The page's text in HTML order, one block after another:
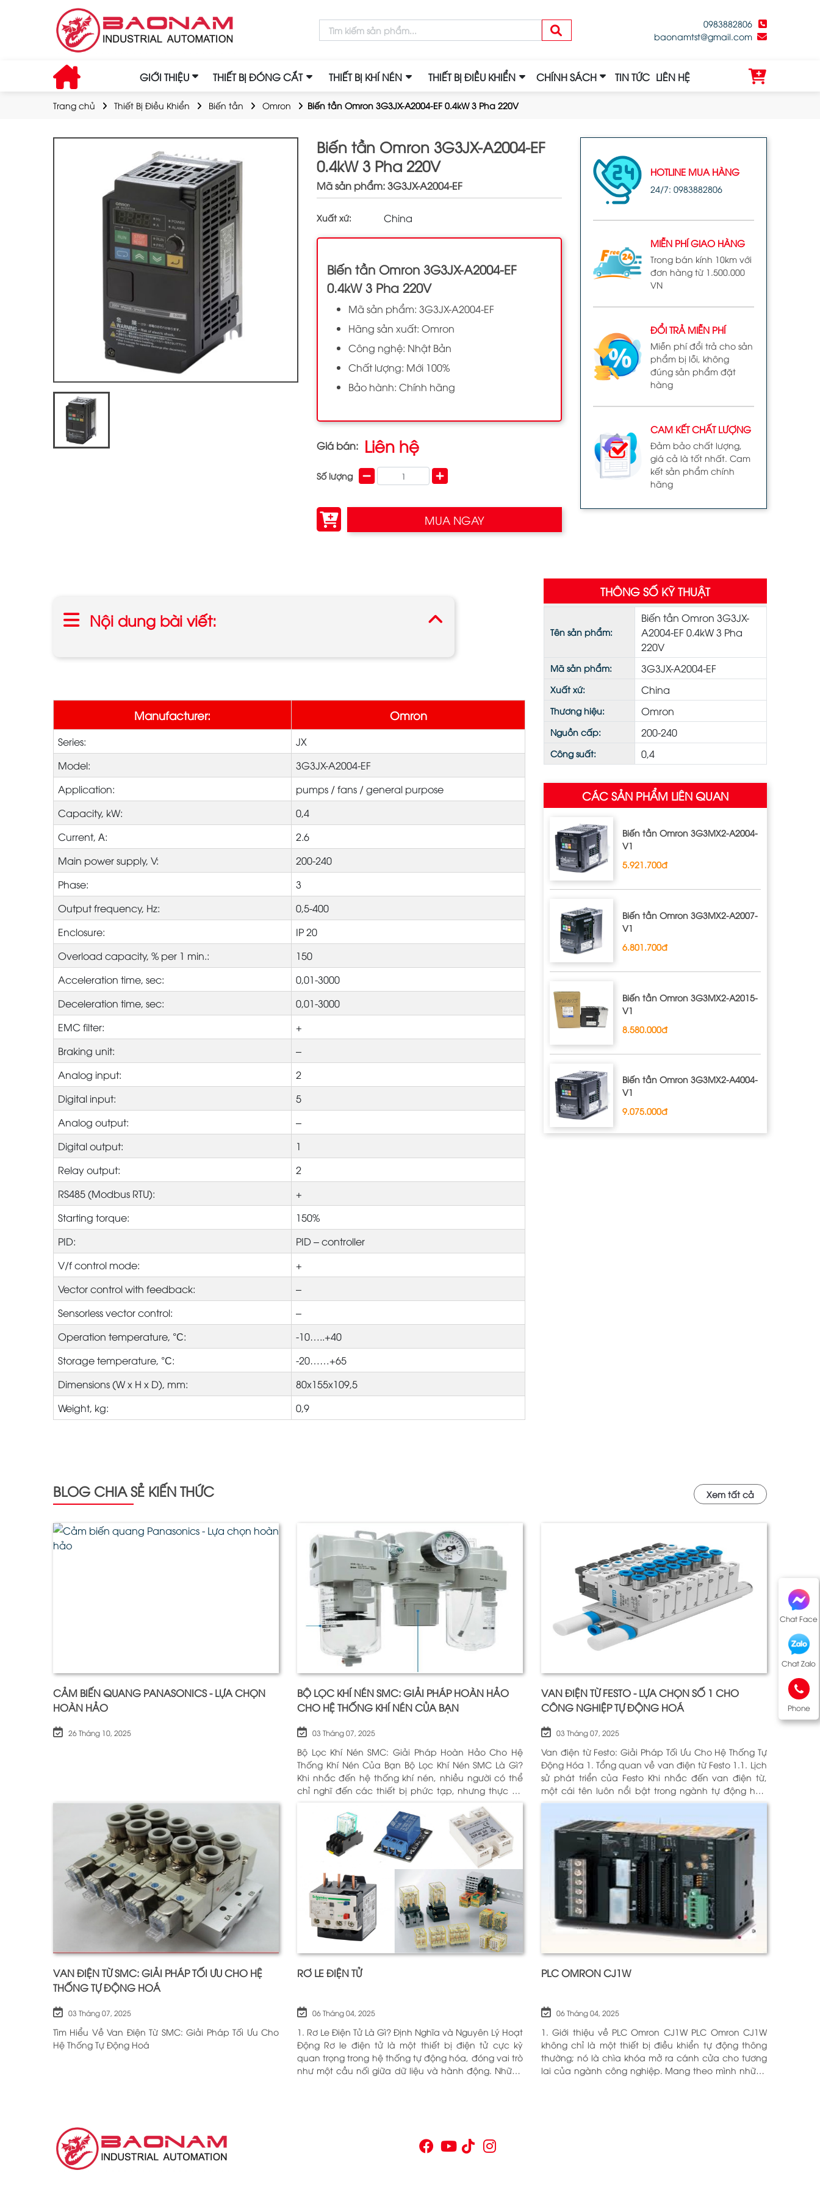
0983882806
baonamtst@gmail.com
GIỚI THIỆU THIẾT BỊ ĐÓNG CẮT THIẾT BỊ KHÍ NÉN THIẾT BỊ ĐIỀU KHIỂN CHÍNH SÁCH TIN TỨC LIÊN HỆ
Chat Face
Chat Zalo
Phone
Trang chủ Thiết Bị Điều Khiển Biến tần Omron Biến tần Omron 3G3JX-A2004-EF 0.4kW 3 Pha 220V
Biến tần Omron 3G3JX-A2004-EF
0.4kW 3 Pha 220V
Mã sản phẩm: 3G3JX-A2004-EF
Xuất xứ: China
Biến tần Omron 3G3JX-A2004-EF
0.4kW 3 Pha 220V
Mã sản phẩm: 3G3JX-A2004-EF
Hãng sản xuất: Omron
Công nghệ: Nhật Bản
Chất lượng: Mới 100%
Bảo hành: Chính hãng
Giá bán: Liên hệ
Số lượng
MUA NGAY
HOTLINE MUA HÀNG
24/7: 0983882806
MIỄN PHÍ GIAO HÀNG
Trong bán kính 10km với
đơn hàng từ 1.500.000
VN
ĐỔI TRẢ MIỄN PHÍ
Miễn phí đổi trả cho sản
phẩm bị lỗi, không
đúng sản phẩm đặt
hàng
CAM KẾT CHẤT LƯỢNG
Đảm bảo chất lượng,
giá cả là tốt nhất. Cam
kết sản phẩm chính
hãng
Nội dung bài viết:
Manufacturer: Omron
Series:
JX
Model:
3G3JX-A2004-EF
Application:
pumps / fans / general purpose
Capacity, kW:
0,4
Current, А:
2.6
Main power supply, V:
200-240
Phase:
3
Output frequency, Hz:
0,5-400
Enclosure:
IP 20
Overload capacity, % per 1 min.:
150
Acceleration time, sec:
0,01-3000
Deceleration time, sec:
0,01-3000
EMC filter:
+
Braking unit:
–
Analog input:
2
Digital input:
5
Analog output:
–
Digital output:
1
Relay output:
2
RS485 (Modbus RTU):
+
Starting torque:
150%
PID:
PID – controller
V/f control mode:
+
Vector control with feedback:
–
Sensorless vector control:
–
Operation temperature, °С:
-10…..+40
Storage temperature, °С:
-20……+65
Dimensions (W x H x D), mm:
80x155x109,5
Weight, kg:
0,9
THÔNG SỐ KỸ THUẬT
Tên sản phẩm:
Biến tần Omron 3G3JX-
A2004-EF 0.4kW 3 Pha
220V
Mã sản phẩm: 3G3JX-A2004-EF
Xuất xứ: China
Thương hiệu: Omron
Nguồn cấp: 200-240
Công suất: 0,4
CÁC SẢN PHẨM LIÊN QUAN
Biến tần Omron 3G3MX2‐A2004‐
V1
5.921.700đ
Biến tần Omron 3G3MX2‐A2007‐
V1
6.801.700đ
Biến tần Omron 3G3MX2‐A2015‐
V1
8.580.000đ
Biến tần Omron 3G3MX2‐A4004‐
V1
9.075.000đ
BLOG CHIA SẺ KIẾN THỨC
CẢM BIẾN QUANG PANASONICS - LỰA CHỌN
HOÀN HẢO
26 Tháng 10, 2025
BỘ LỌC KHÍ NÉN SMC: GIẢI PHÁP HOÀN HẢO
CHO HỆ THỐNG KHÍ NÉN CỦA BẠN
03 Tháng 07, 2025
Bộ Lọc Khí Nén SMC: Giải Pháp Hoàn Hảo Cho Hệ
Thống Khí Nén Của Bạn Bộ Lọc Khí Nén SMC Là Gì?
Khi nhắc đến hệ thống khí nén, nhiều người có thể
chỉ nghĩ đến các thiết bị phức tạp, nhưng thực sự,
đảm bảo h
VAN ĐIỆN TỪ FESTO - LỰA CHỌN SỐ 1 CHO
CÔNG NGHIỆP TỰ ĐỘNG HOÁ
03 Tháng 07, 2025
Van điện từ Festo: Giải Pháp Tối Ưu Cho Hệ Thống Tự
Động Hóa 1. Tổng quan về van điện từ Festo 1.1. Lịch
sử phát triển của Festo Khi nhắc đến van điện từ,
một cái tên luôn nổi bật trong ngành tự động hóa
chính là Festo. Được thành lập vào năm 1925 tại
Đức, Festo đã trải qua hơn
VAN ĐIỆN TỪ SMC: GIẢI PHÁP TỐI ƯU CHO HỆ
THỐNG TỰ ĐỘNG HOÁ
03 Tháng 07, 2025
Tìm Hiểu Về Van Điện Từ SMC: Giải Pháp Tối Ưu Cho
Hệ Thống Tự Động Hoá
RƠ LE ĐIỆN TỬ
06 Tháng 04, 2025
1. Rơ Le Điện Tử Là Gì? Định Nghĩa và Nguyên Lý Hoạt
Động Rơ le điện tử là một thiết bị điện tử cực kỳ
quan trọng trong hệ thống tự động hóa, đóng vai trò
như một cầu nối giữa dữ liệu và hành động. Những
nghệ hiện đại, rơ le điện tử có khả năng xử lý và
PLC OMRON CJ1W
06 Tháng 04, 2025
1. Giới thiệu về PLC Omron CJ1W PLC Omron CJ1W
không chỉ là một thiết bị điều khiển tự động thông
thường; nó là chìa khóa mở ra cánh cửa cho tương
lai của ngành công nghiệp. Mang theo mình những
Xem tất cả